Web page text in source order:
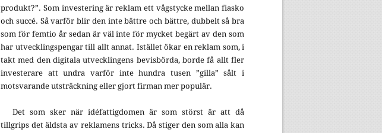
produkt?”. Som investering är reklam ett vågstycke mellan fiasko
och succé. Så varför blir den inte bättre och bättre, dubbelt så bra
som för femtio år sedan är väl inte för mycket begärt av den som
har utvecklingspengar till allt annat. Istället ökar en reklam som, i
takt med den digitala utvecklingens bevisbörda, borde få allt fler
investerare att undra varför inte hundra tusen ”gilla” sålt i
motsvarande utsträckning eller gjort firman mer populär.
Det som sker när idéfattigdomen är som störst är att då
tillgrips det äldsta av reklamens tricks. Då stiger den som alla kan